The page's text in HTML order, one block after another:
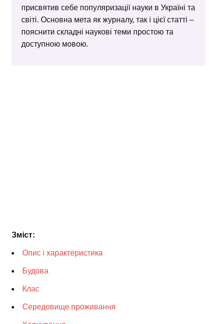
присвятив себе популяризації науки в Україні та
світі. Основна мета як журналу, так і цієї статті –
пояснити складні наукові теми простою та
доступною мовою.
Зміст:
Опис і характеристика
Будова
Клас
Середовище проживання